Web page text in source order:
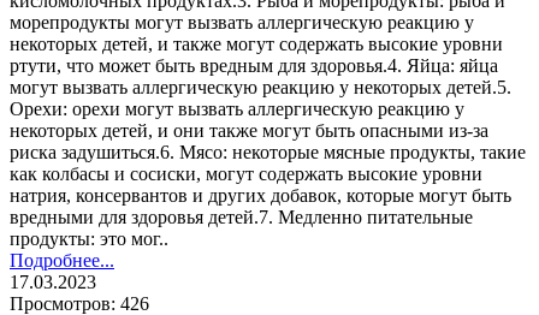
морепродукты могут вызвать аллергическую реакцию у
некоторых детей, и также могут содержать высокие уровни
ртути, что может быть вредным для здоровья.4. Яйца: яйца
могут вызвать аллергическую реакцию у некоторых детей.5.
Орехи: орехи могут вызвать аллергическую реакцию у
некоторых детей, и они также могут быть опасными из-за
риска задушиться.6. Мясо: некоторые мясные продукты, такие
как колбасы и сосиски, могут содержать высокие уровни
натрия, консервантов и других добавок, которые могут быть
вредными для здоровья детей.7. Медленно питательные
продукты: это мог..
Подробнее...
17.03.2023
Просмотров: 426